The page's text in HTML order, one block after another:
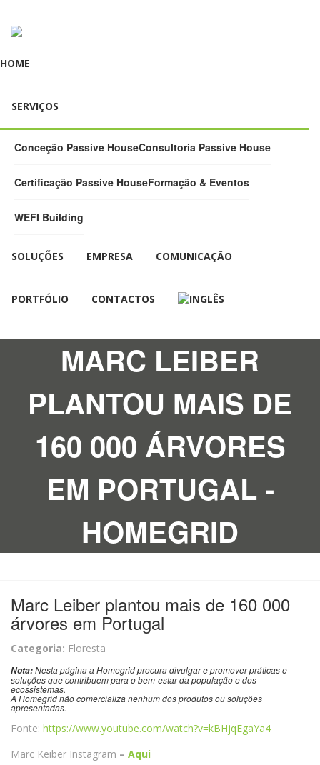
HOME
SERVIÇOS
Conceção Passive HouseConsultoria Passive House
Certificação Passive HouseFormação & Eventos
WEFI Building
SOLUÇÕES EMPRESA COMUNICAÇÃO
PORTFÓLIO CONTACTOS
MARC LEIBER
PLANTOU MAIS DE
160 000 ÁRVORES
EM PORTUGAL -
HOMEGRID
Marc Leiber plantou mais de 160 000
árvores em Portugal
Categoria: Floresta
Nota:Nesta página a Homegrid procura divulgar e promover práticas e
soluções que contribuem para o bem-estar da população e dos
ecossistemas.
A Homegrid não comercializa nenhum dos produtos ou soluções
apresentadas.
Fonte: https://www.youtube.com/watch?v=kBHjqEgaYa4
Marc Keiber Instagram – Aqui